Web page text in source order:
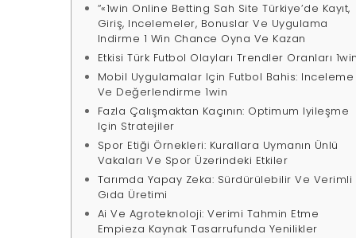
“«1win Online Betting Sah Site Türkiye’de Kayıt,
Giriş, Incelemeler, Bonuslar Ve Uygulama
Indirme 1 Win Chance Oyna Ve Kazan
Etkisi Türk Futbol Olayları Trendler Oranları
Mobil Uygulamalar Için Futbol Bahis: Inceleme
Ve Değerlendirme 1win
Fazla Çalışmaktan Kaçının: Optimum Iyileşme
Için Stratejiler
Spor Etiği Örnekleri: Kurallara Uymanın Ünlü
Vakaları Ve Spor Üzerindeki Etkiler
Tarımda Yapay Zeka: Sürdürülebilir Ve Verimli
Gıda Üretimi
Ai Ve Agroteknoloji: Verimi Tahmin Etme
Empieza Kaynak Tasarrufunda Yenilikler